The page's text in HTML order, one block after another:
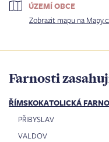
ÚZEMÍ OBCE
Zobrazit mapu na
Farnosti
ŘÍMSKOKATOLICKÁ
PŘIBYSLAV
VALDOV